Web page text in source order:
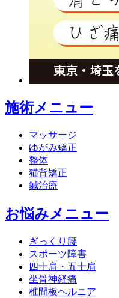
施術メニュー
マッサージ
ゆがみ矯正
整体
猫背矯正
鍼治療
お悩みメニュー
ぎっくり腰
スポーツ障害
四十肩・五十肩
坐骨神経痛
椎間板ヘルニア